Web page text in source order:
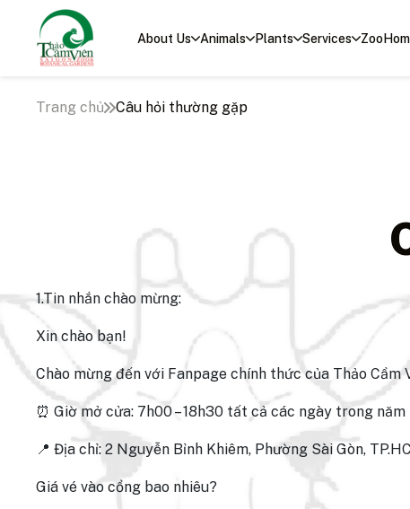
About Us Animals Plants Services
Trang chủ Câu hỏi thường gặp
1.Tin nhắn chào mừng:
Xin chào bạn!
Chào mừng đến với Fanpage chính thức của Thảo
⏰ Giờ mở cửa: 7h00 – 18h30 tất cả các ngày trong năm
📍 Địa chỉ: 2 Nguyễn Bỉnh Khiêm, Phường Sài Gòn,
Giá vé vào cổng bao nhiêu?